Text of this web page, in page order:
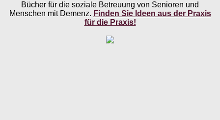
Bücher für die soziale Betreuung von Senioren und
Menschen mit Demenz. Finden Sie Ideen aus der Praxis
für die Praxis!